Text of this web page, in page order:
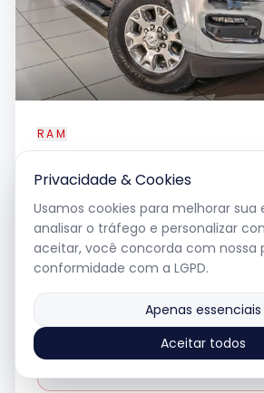
Privacidade & Cookies
Usamos cookies para melhorar sua
analisar o tráfego e personalizar
aceitar, você concorda com nossa
conformidade com a LGPD.
Apenas essenciais
Aceitar todos
RAM
2500 Laramie 6.7
2023•85.792km
diesel•automatico
R$ 374.000